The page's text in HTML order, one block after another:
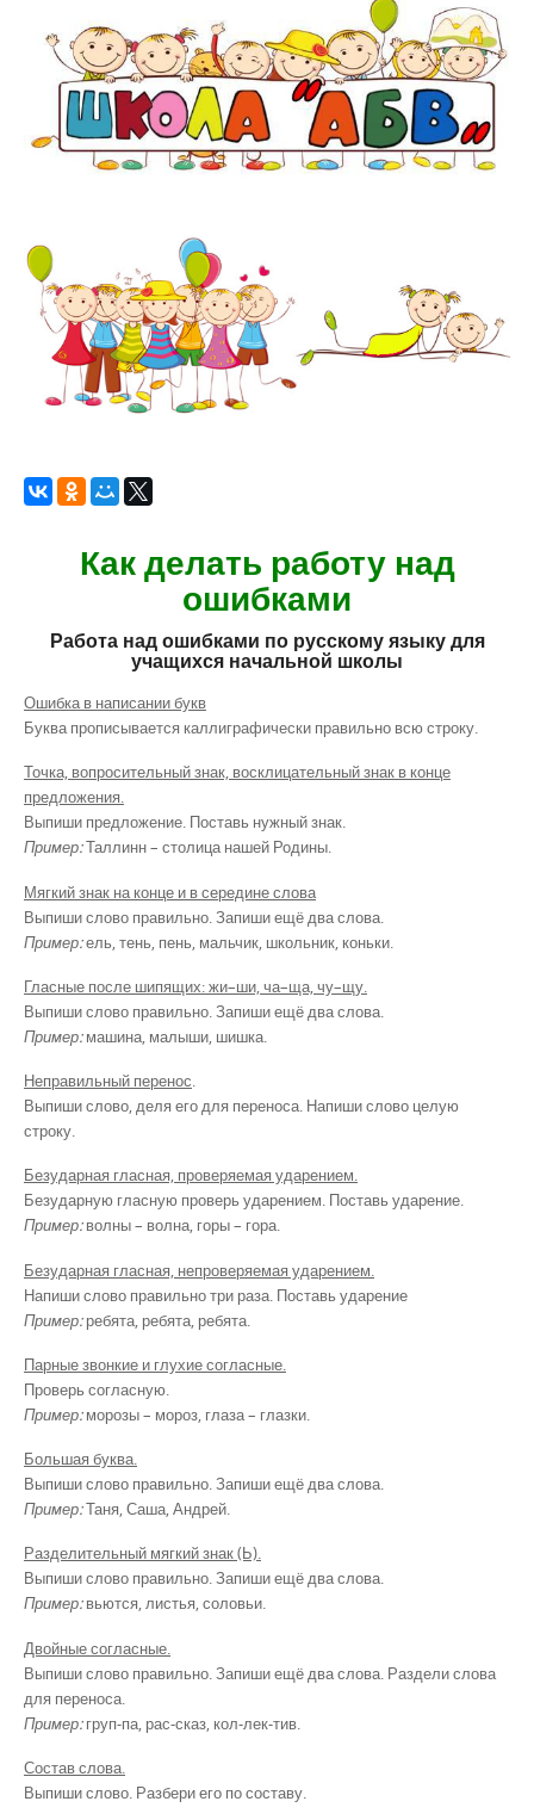
Как делать работу над
ошибками
Работа над ошибками по русскому языку для
учащихся начальной школы
Ошибка в написании букв
Буква прописывается каллиграфически правильно всю строку.
Точка, вопросительный знак, восклицательный знак в конце
предложения.
Выпиши предложение. Поставь нужный знак.
Пример:Таллинн – столица нашей Родины.
Мягкий знак на конце и в середине слова
Выпиши слово правильно. Запиши ещё два слова.
Пример:ель, тень, пень, мальчик, школьник, коньки.
Гласные после шипящих: жи–ши, ча–ща, чу–щу.
Выпиши слово правильно. Запиши ещё два слова.
Пример:машина, малыши, шишка.
Неправильный перенос.
Выпиши слово, деля его для переноса. Напиши слово целую
строку.
Безударная гласная, проверяемая ударением.
Безударную гласную проверь ударением. Поставь ударение.
Пример:волны – волна, горы – гора.
Безударная гласная, непроверяемая ударением.
Напиши слово правильно три раза. Поставь ударение
Пример:ребята, ребята, ребята.
Парные звонкие и глухие согласные.
Проверь согласную.
Пример:морозы – мороз, глаза – глазки.
Большая буква.
Выпиши слово правильно. Запиши ещё два слова.
Пример:Таня, Саша, Андрей.
Разделительный мягкий знак (Ь).
Выпиши слово правильно. Запиши ещё два слова.
Пример:вьются, листья, соловьи.
Двойные согласные.
Выпиши слово правильно. Запиши ещё два слова. Раздели слова
для переноса.
Пример:груп-па, рас-сказ, кол-лек-тив.
Состав слова.
Выпиши слово. Разбери его по составу.